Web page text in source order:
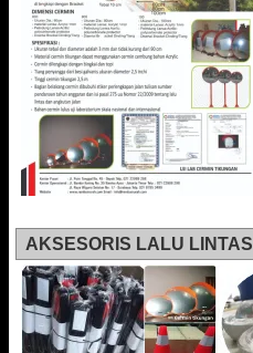
AKSESORIS LALU LINTAS